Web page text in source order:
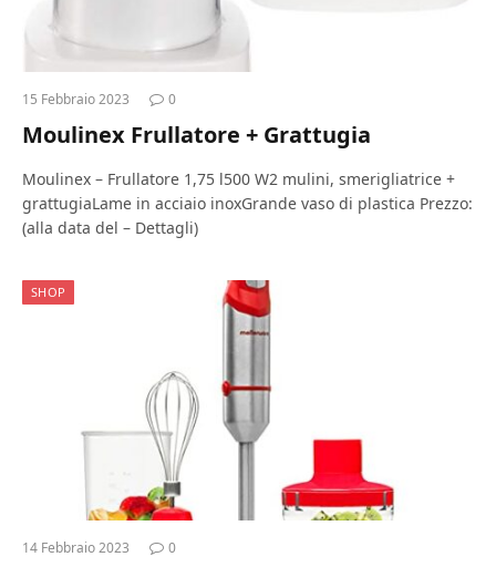
15 Febbraio 2023 0
Moulinex Frullatore + Grattugia
Moulinex – Frullatore 1,75 l500 W2 mulini, smerigliatrice +
grattugiaLame in acciaio inoxGrande vaso di plastica Prezzo:
(alla data del – Dettagli)
SHOP
14 Febbraio 2023 0